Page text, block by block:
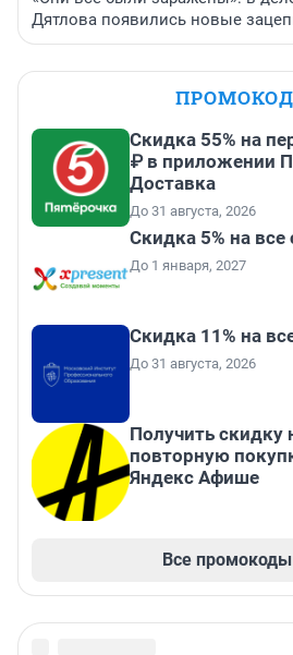
Дятлова появились новые
Скидка 55% на
₽ в приложении
Доставка
До 31 августа, 2026
Скидка 5% на
До 1 января, 2027
Скидка 11% на
До 31 августа, 2026
Получить скидку
повторную
Яндекс Афише
Все промокоды